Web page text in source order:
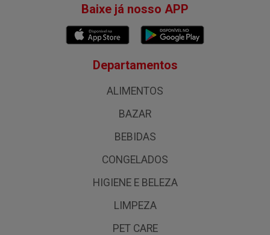
Baixe já nosso APP
Departamentos
ALIMENTOS
BAZAR
BEBIDAS
CONGELADOS
HIGIENE E BELEZA
LIMPEZA
PET CARE